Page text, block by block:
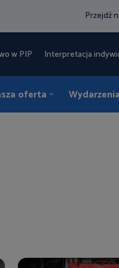
Przejdź
w PIP Interpretacja
oferta Wydarzenia